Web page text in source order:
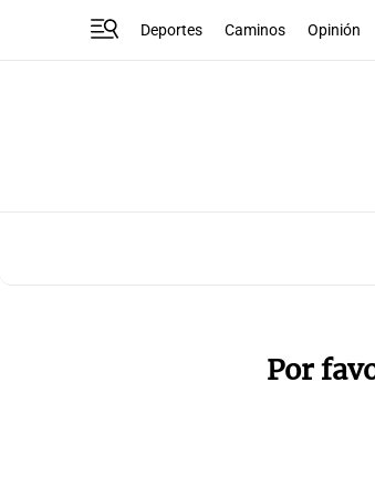
Deportes Caminos Opinión
Por